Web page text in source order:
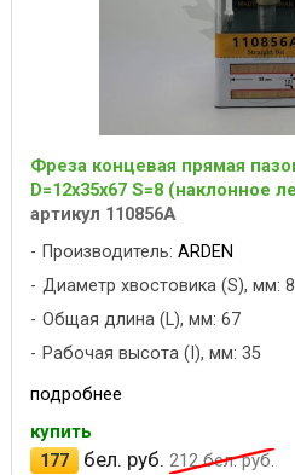
Фреза концевая прямая
D=12x35x67 S=8 (наклонное
артикул 110856A
Производитель: ARDEN
Диаметр хвостовика (S), мм: 8
Общая длина (L), мм: 67
Рабочая высота (I), мм: 35
подробнее
купить
177
бел. руб. 212бел. руб.